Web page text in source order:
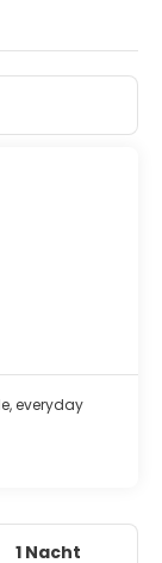
der Stadt
Schätzen
bis hin zu
Gebäuden.
wunderbare
everyday
1 Nacht